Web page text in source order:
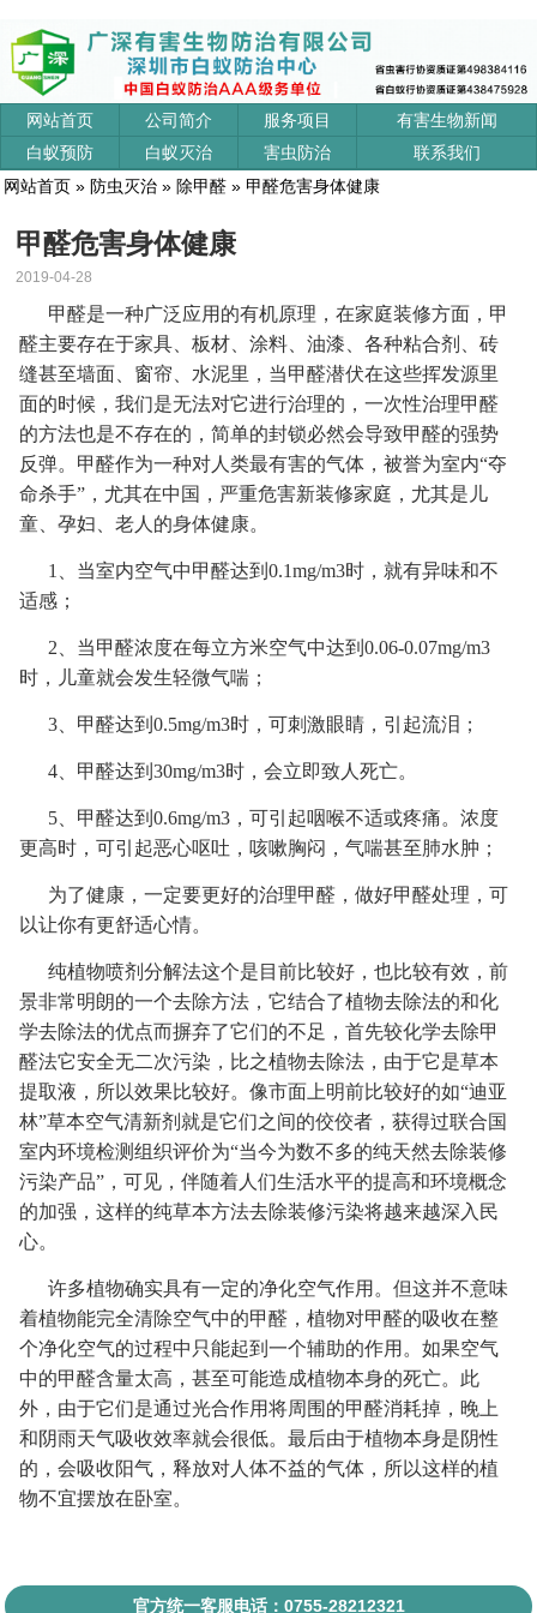
网站首页 公司简介 服务项目
有害生物新闻
白蚁预防
白蚁灭治 害虫防治
联系我们
网站首页 » 防虫灭治 » 除甲醛 » 甲醛危害身体健康
甲醛危害身体健康
2019-04-28
甲醛是一种广泛应用的有机原理，在家庭装修方面，甲
醛主要存在于家具、板材、涂料、油漆、各种粘合剂、砖
缝甚至墙面、窗帘、水泥里，当甲醛潜伏在这些挥发源里
面的时候，我们是无法对它进行治理的，一次性治理甲醛
的方法也是不存在的，简单的封锁必然会导致甲醛的强势
反弹。甲醛作为一种对人类最有害的气体，被誉为室内“夺
命杀手”，尤其在中国，严重危害新装修家庭，尤其是儿
童、孕妇、老人的身体健康。
1、当室内空气中甲醛达到0.1mg/m3时，就有异味和不
适感；
2、当甲醛浓度在每立方米空气中达到0.06-0.07mg/m3
时，儿童就会发生轻微气喘；
3、甲醛达到0.5mg/m3时，可刺激眼睛，引起流泪；
4、甲醛达到30mg/m3时，会立即致人死亡。
5、甲醛达到0.6mg/m3，可引起咽喉不适或疼痛。浓度
更高时，可引起恶心呕吐，咳嗽胸闷，气喘甚至肺水肿；
为了健康，一定要更好的治理甲醛，做好甲醛处理，可
以让你有更舒适心情。
纯植物喷剂分解法这个是目前比较好，也比较有效，前
景非常明朗的一个去除方法，它结合了植物去除法的和化
学去除法的优点而摒弃了它们的不足，首先较化学去除甲
醛法它安全无二次污染，比之植物去除法，由于它是草本
提取液，所以效果比较好。像市面上明前比较好的如“迪亚
林”草本空气清新剂就是它们之间的佼佼者，获得过联合国
室内环境检测组织评价为“当今为数不多的纯天然去除装修
污染产品”，可见，伴随着人们生活水平的提高和环境概念
的加强，这样的纯草本方法去除装修污染将越来越深入民
心。
许多植物确实具有一定的净化空气作用。但这并不意味
着植物能完全清除空气中的甲醛，植物对甲醛的吸收在整
个净化空气的过程中只能起到一个辅助的作用。如果空气
中的甲醛含量太高，甚至可能造成植物本身的死亡。此
外，由于它们是通过光合作用将周围的甲醛消耗掉，晚上
和阴雨天气吸收效率就会很低。最后由于植物本身是阴性
的，会吸收阳气，释放对人体不益的气体，所以这样的植
物不宜摆放在卧室。
官方统一客服电话：0755-28212321